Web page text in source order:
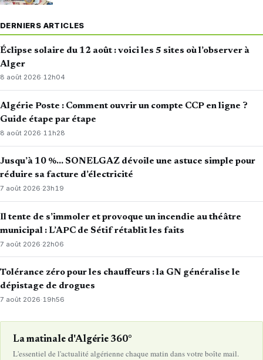
DERNIERS ARTICLES
Éclipse solaire du 12 août : voici les 5 sites où l’observer à
Alger
8 août 2026·12h04
Algérie Poste : Comment ouvrir un compte CCP en ligne ?
Guide étape par étape
8 août 2026· 11h28
Jusqu’à 10 %… SONELGAZ dévoile une astuce simple pour
réduire sa facture d’électricité
7 août 2026·23h19
Il tente de s’immoler et provoque un incendie au théâtre
municipal : L’APC de Sétif rétablit les faits
7 août 2026·22h06
Tolérance zéro pour les chauffeurs : la GN généralise le
dépistage de drogues
7 août 2026·19h56
La matinale d'Algérie 360°
L'essentiel de l'actualité algérienne chaque matin dans votre boîte mail.